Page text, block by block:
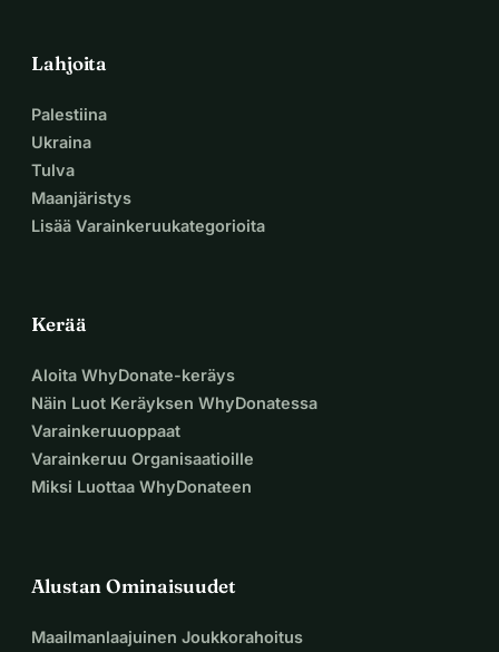
Lahjoita
Palestiina
Ukraina
Tulva
Maanjäristys
Lisää Varainkeruukategorioita
Kerää
Aloita WhyDonate-keräys
Näin Luot Keräyksen WhyDonatessa
Varainkeruuoppaat
Varainkeruu Organisaatioille
Miksi Luottaa WhyDonateen
Alustan Ominaisuudet
Maailmanlaajuinen Joukkorahoitus